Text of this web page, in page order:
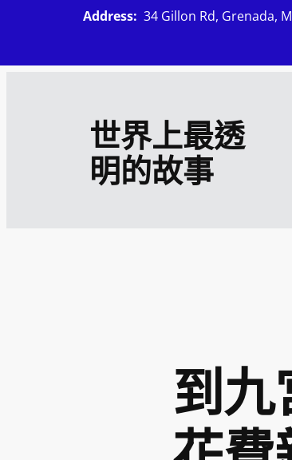
主
世界上最透
明的故事
Address: 34 Gillon Rd, Grenada,
到九